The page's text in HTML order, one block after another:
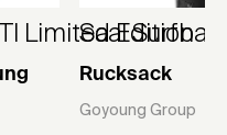
Limited Edition
Saal Surfbag
Rucksack
Goyoung Group